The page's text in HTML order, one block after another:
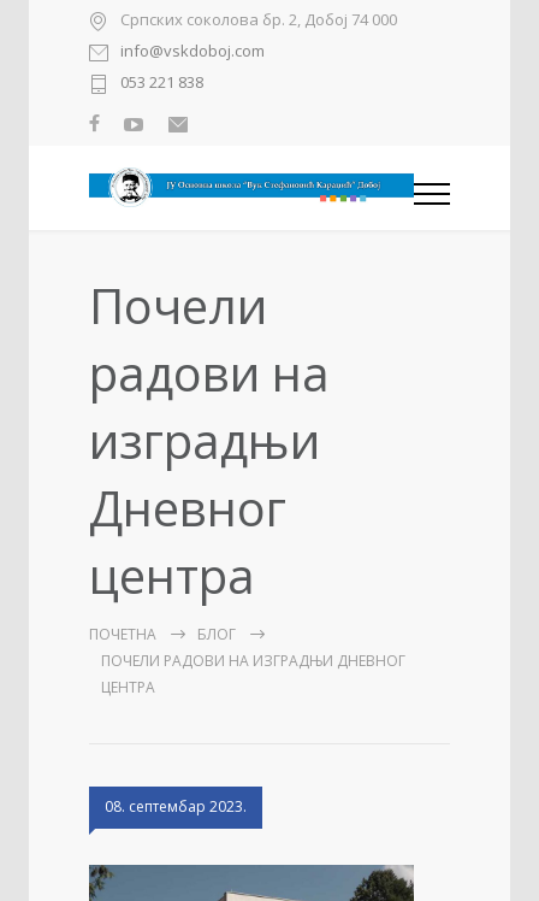
Српских соколова бр. 2, Добој 74 000
info@vskdoboj.com
053 221 838
Почели
радови на
изградњи
Дневног
центра
ПОЧЕТНА
БЛОГ
ПОЧЕЛИ РАДОВИ НА ИЗГРАДЊИ ДНЕВНОГ
ЦЕНТРА
08. септембар 2023.